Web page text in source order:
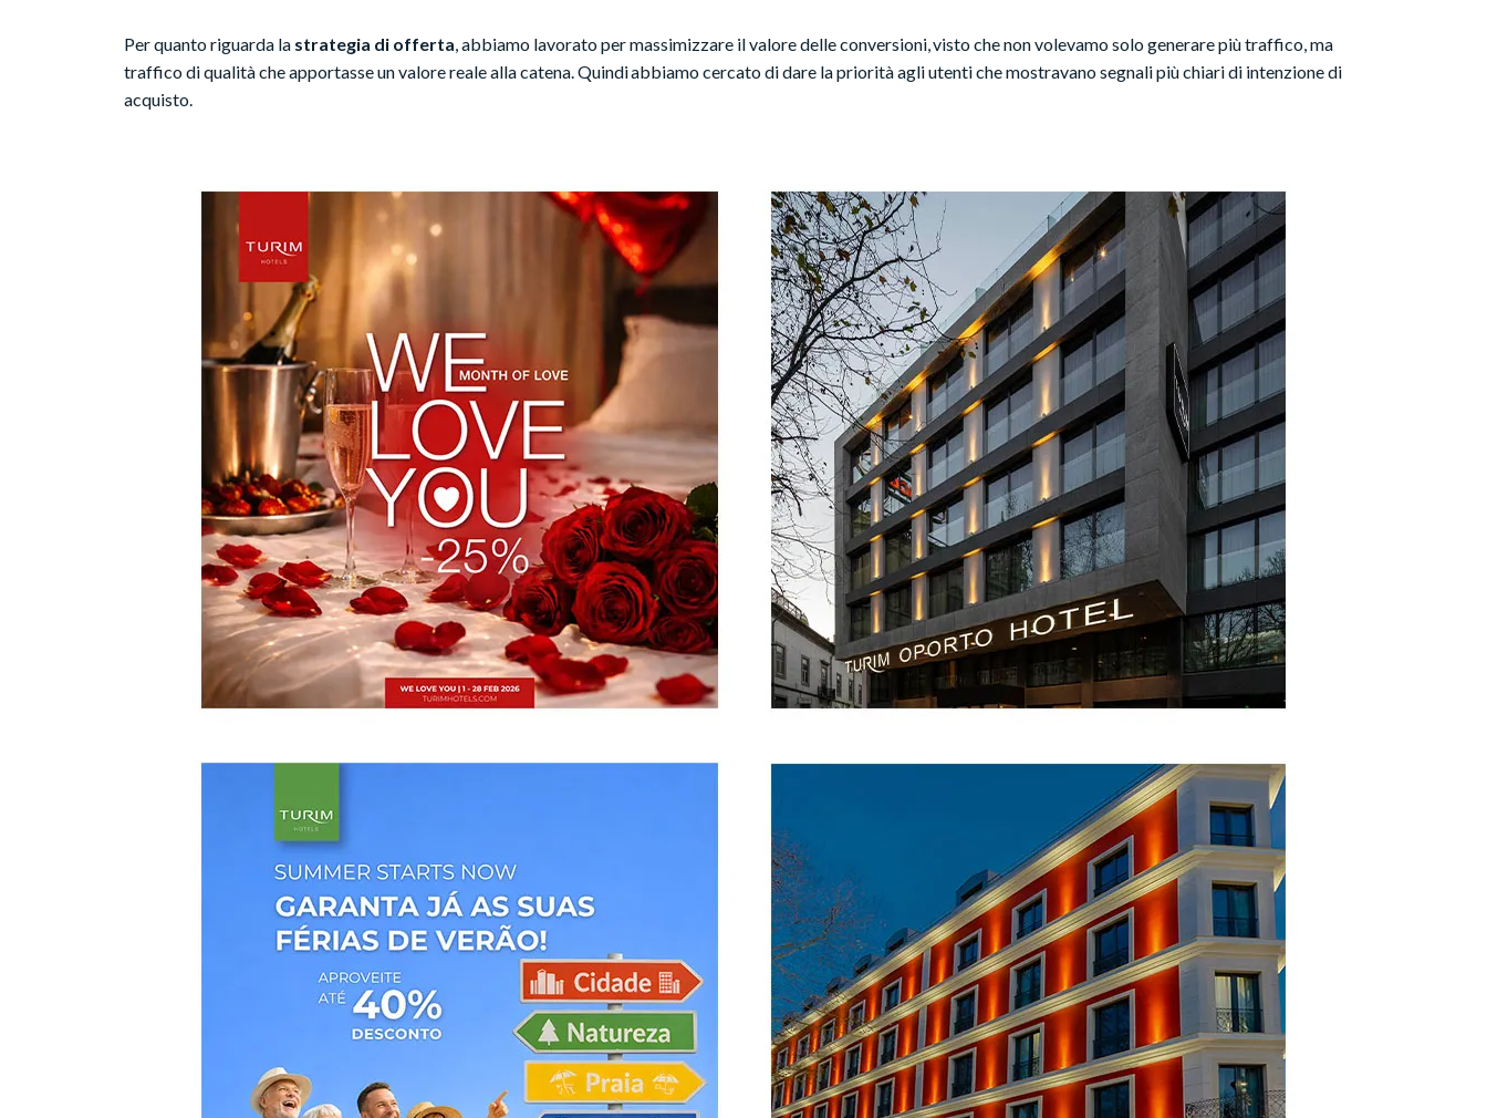
Per quanto riguarda la strategia di offerta, abbiamo lavorato per massimizzare il valore delle conversioni, visto che non volevamo solo generare più traffico, ma
traffico di qualità che apportasse un valore reale alla catena. Quindi abbiamo cercato di dare la priorità agli utenti che mostravano segnali più chiari di intenzione di
acquisto.